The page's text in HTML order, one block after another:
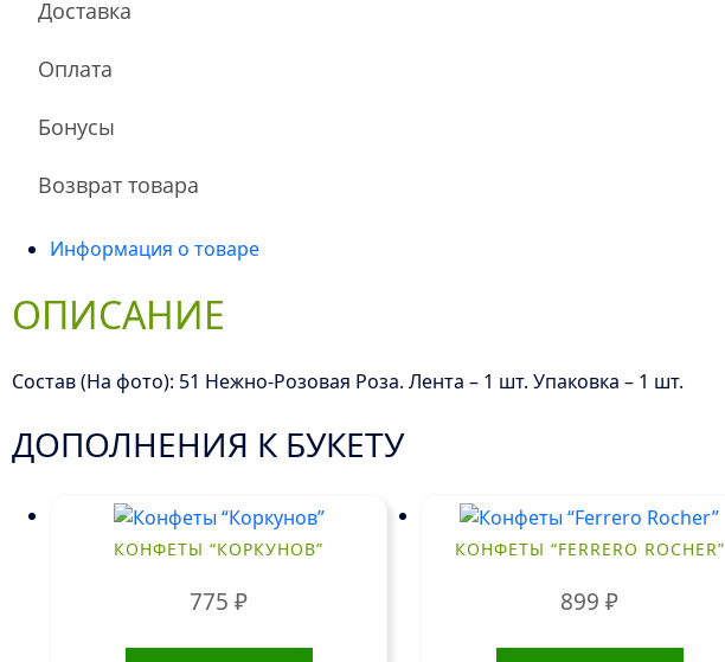
Доставка
Оплата
Бонусы
Возврат товара
Информация о товаре
ОПИСАНИЕ
Состав (На фото): 51 Нежно-Розовая Роза. Лента – 1 шт. Упаковка – 1 шт.
ДОПОЛНЕНИЯ К БУКЕТУ
КОНФЕТЫ “КОРКУНОВ”
775₽
КОНФЕТЫ “FERRERO ROCHER”
899₽